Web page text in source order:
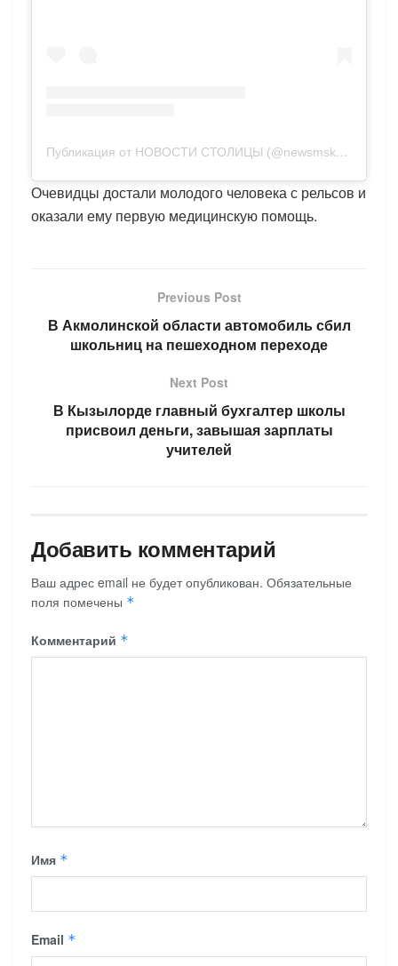
Публикация от НОВОСТИ СТОЛИЦЫ (@newsmsk_mo)
Очевидцы достали молодого человека с рельсов и
оказали ему первую медицинскую помощь.
Previous Post
В Акмолинской области автомобиль сбил
школьниц на пешеходном переходе
Next Post
В Кызылорде главный бухгалтер школы
присвоил деньги, завышая зарплаты
учителей
Добавить комментарий
Ваш адрес email не будет опубликован. Обязательные
поля помечены *
Комментарий *
Имя *
Email *